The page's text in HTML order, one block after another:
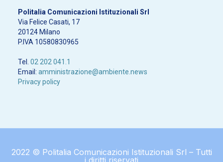
Politalia Comunicazioni Istituzionali Srl
Via Felice Casati, 17
20124 Milano
P.IVA 10580830965
Tel. 02 202 041.1
Email: amministrazione@ambiente.news
Privacy policy
2022 © Politalia Comunicazioni Istituzionali Srl – Tutti
i diritti riservati